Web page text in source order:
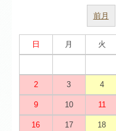
前月
日 月 火
2 3 4
9 10 11
16 17 18